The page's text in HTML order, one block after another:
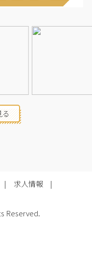
求人情報
Reserved.